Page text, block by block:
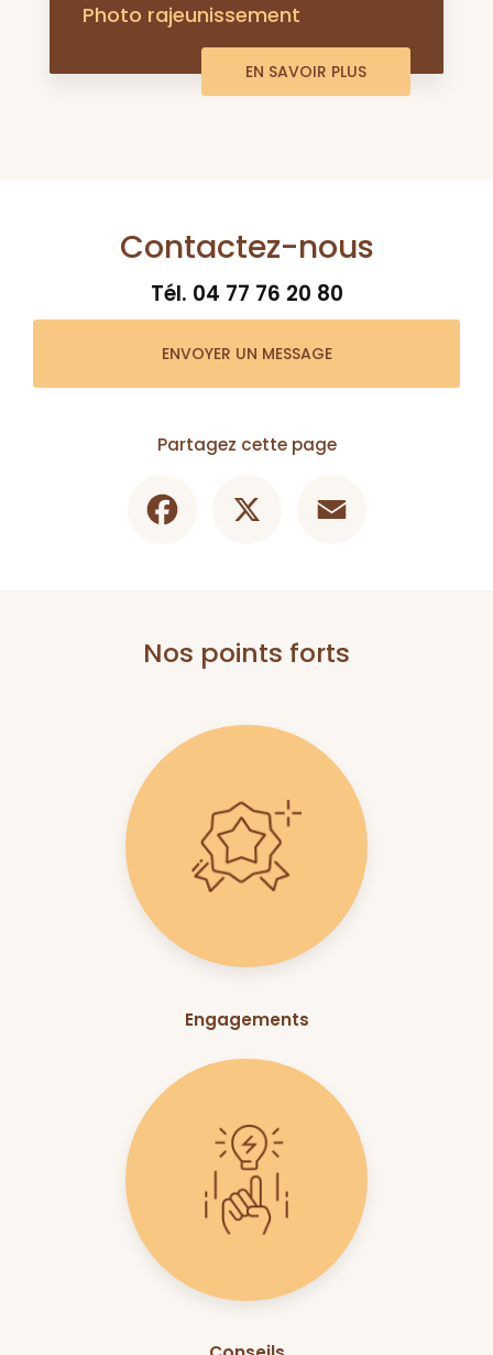
Photo rajeunissement
EN SAVOIR PLUS
Contactez-nous
Tél. 04 77 76 20 80
ENVOYER UN MESSAGE
Partagez cette page
Nos points forts
Engagements